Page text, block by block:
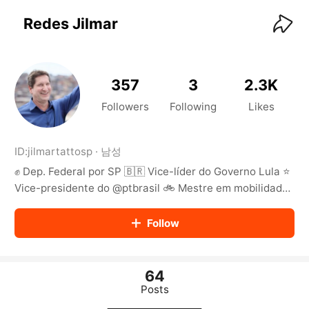
Redes Jilmar
357
Followers
3
Following
2.3K
Likes
ID:jilmartattosp · 남성
✊ Dep. Federal por SP 🇧🇷 Vice-líder do Governo Lula ⭐️
Vice-presidente do @ptbrasil 🚲 Mestre em mobilidade
Follow
64
Posts
KwaiKwaiKwaiKwaiKwaiKwaiKwaiKwaiKwaiKwaiKwaiKwaiKw
KwaiKwaiKwaiKwaiKwaiKwaiKwaiKwaiKwaiKwaiKwaiKwaiKw
aiKwaiKwaiKwaiKwaiKwaiKwaiKwai
KwaiKwaiKwaiKwaiKwaiKwaiKwaiKwaiKwaiKwaiKwaiKwaiKw
aiKwaiKwaiKwaiKwaiKwaiKwaiKwai
KwaiKwaiKwaiKwaiKwaiKwaiKwaiKwaiKwaiKwaiKwaiKwaiKw
aiKwaiKwaiKwaiKwaiKwaiKwaiKwai
KwaiKwaiKwaiKwaiKwaiKwaiKwaiKwaiKwaiKwaiKwaiKwaiKw
aiKwaiKwaiKwaiKwaiKwaiKwaiKwai
KwaiKwaiKwaiKwaiKwaiKwaiKwaiKwaiKwaiKwaiKwaiKwaiKw
KwaiKwaiKwaiKwaiKwaiKwaiKwaiKwaiKwaiKwaiKwaiKwaiKw
aiKwaiKwaiKwaiKwaiKwaiKwaiKwai
KwaiKwaiKwaiKwaiKwaiKwaiKwaiKwaiKwaiKwaiKwaiKwaiKw
KwaiKwaiKwaiKwaiKwaiKwaiKwaiKwaiKwaiKwaiKwaiKwaiKw
aiKwaiKwaiKwaiKwaiKwaiKwaiKwai
KwaiKwaiKwaiKwaiKwaiKwaiKwaiKwaiKwaiKwaiKwaiKwaiKw